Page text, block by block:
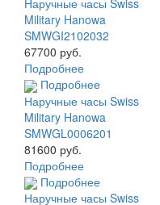
Наручные часы Swiss
Military Hanowa
SMWGI2102032
67700 руб.
Подробнее
Подробнее
Наручные часы Swiss
Military Hanowa
SMWGL0006201
81600 руб.
Подробнее
Подробнее
Наручные часы Swiss